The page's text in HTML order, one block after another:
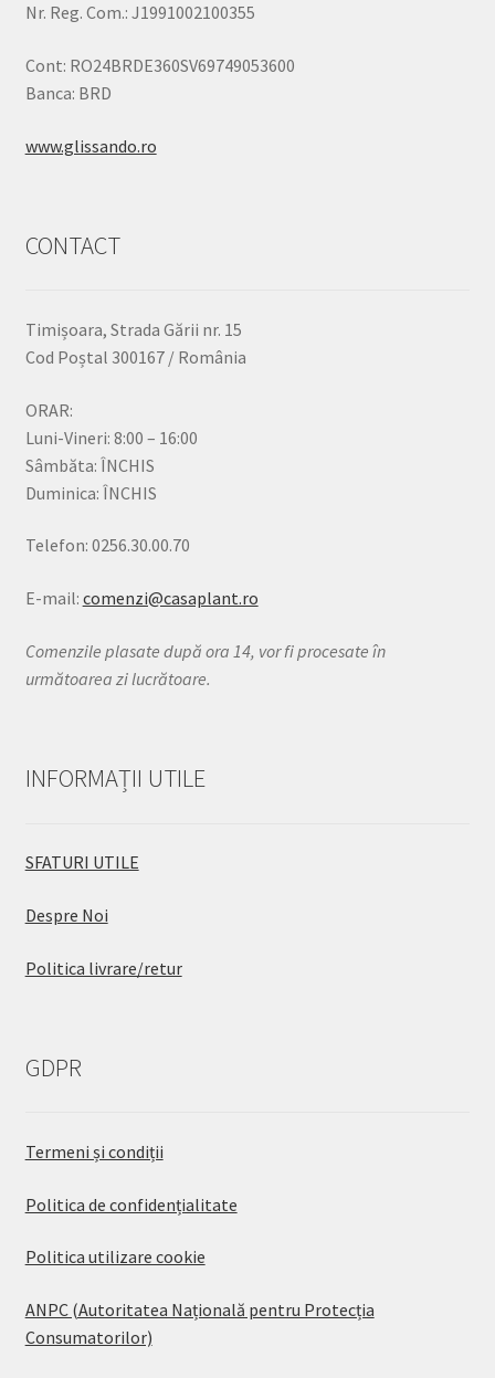
Nr. Reg. Com.: J1991002100355
Cont: RO24BRDE360SV69749053600
Banca: BRD
www.glissando.ro
CONTACT
Timișoara, Strada Gării nr. 15
Cod Poștal 300167 / România
ORAR:
Luni-Vineri: 8:00 – 16:00
Sâmbăta: ÎNCHIS
Duminica: ÎNCHIS
Telefon: 0256.30.00.70
E-mail: comenzi@casaplant.ro
Comenzile plasate după ora 14, vor fi procesate în
următoarea zi lucrătoare.
INFORMAȚII UTILE
SFATURI UTILE
Despre Noi
Politica livrare/retur
GDPR
Termeni și condiții
Politica de confidențialitate
Politica utilizare cookie
ANPC (Autoritatea Națională pentru Protecția
Consumatorilor)